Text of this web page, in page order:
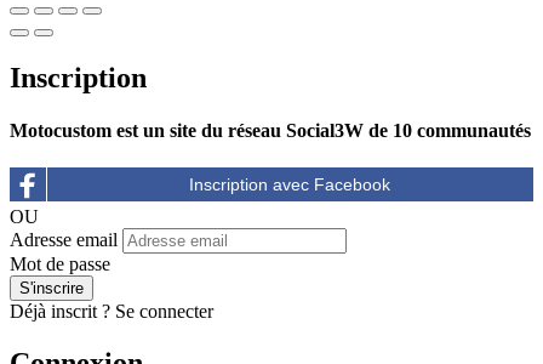
Inscription
Motocustom est un site du réseau Social3W de 10 communautés
OU
Adresse email
Mot de passe
Déjà inscrit ? Se connecter